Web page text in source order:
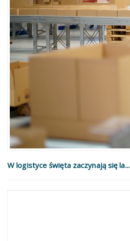
W logistyce święta zaczynają się la...